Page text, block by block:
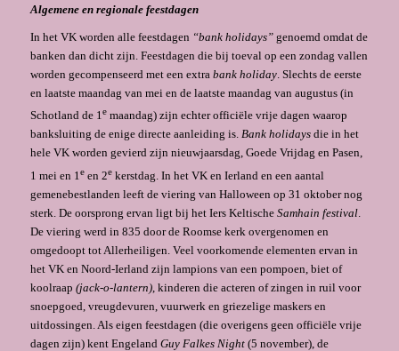
Algemene en regionale feestdagen
In het VK worden alle feestdagen “bank holidays”genoemd omdat de
banken dan dicht zijn. Feestda­gen die bij toeval op een zondag vallen
worden gecompenseerd met een extra bank holi­day. Slechts de eerste
en laatste maandag van mei en de laatste maandag van augustus (in
Schotland de 1emaandag) zijn echter officiële vrije dagen waarop
banksluiting de enige directe aanleiding is. Bank holidaysdie in het
hele VK worden ge­vierd zijn nieuwjaarsdag, Goede Vrijdag en Pasen,
1 mei en 1 een 2ekerstdag. In het VK en Ierland en een aantal
gemenebestlanden leeft de viering van Halloween op 31 oktober nog
sterk. De oorsprong ervan ligt bij het Iers Keltische Sam­hain festival.
De viering werd in 835 door de Roomse kerk overgenomen en
omgedoopt tot Allerheiligen. Veel voorkomende elementen ervan in
het VK en Noord-Ierland zijn lampions van een pompoen, biet of
koolraap (jack-o-lantern), kinderen die acteren of zin­gen in ruil voor
snoepgoed, vreugdevuren, vuurwerk en griezelige maskers en
uitdossin­gen. Als eigen feestdagen (die overigens geen officiële vrije
dagen zijn) kent Engeland Guy Falkes Night(5 november), de